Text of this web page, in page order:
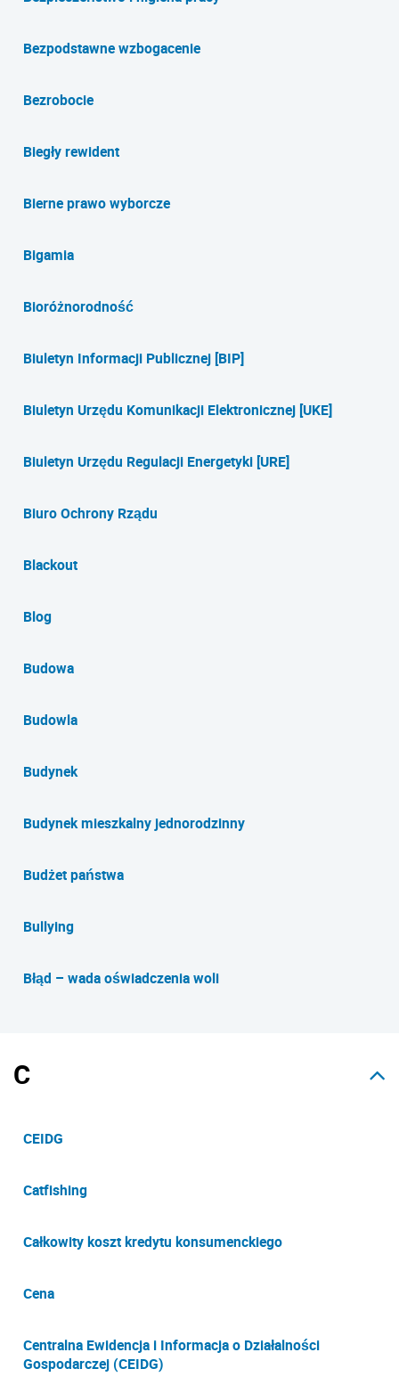
Bezpodstawne wzbogacenie
Bezrobocie
Biegły rewident
Bierne prawo wyborcze
Bigamia
Bioróżnorodność
Biuletyn Informacji Publicznej [BIP]
Biuletyn Urzędu Komunikacji Elektronicznej [UKE]
Biuletyn Urzędu Regulacji Energetyki [URE]
Biuro Ochrony Rządu
Blackout
Blog
Budowa
Budowla
Budynek
Budynek mieszkalny jednorodzinny
Budżet państwa
Bullying
Błąd – wada oświadczenia woli
C
CEIDG
Catfishing
Całkowity koszt kredytu konsumenckiego
Cena
Centralna Ewidencja i Informacja o Działalności
Gospodarczej (CEIDG)